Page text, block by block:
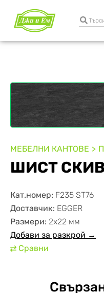
МЕБЕЛНИ КАНТОВЕ
ШИСТ
Кат.номер: F235 ST76
Доставчик: EGGER
Размери: 2х22 мм
Добави за разкрой →
⇄ Сравни